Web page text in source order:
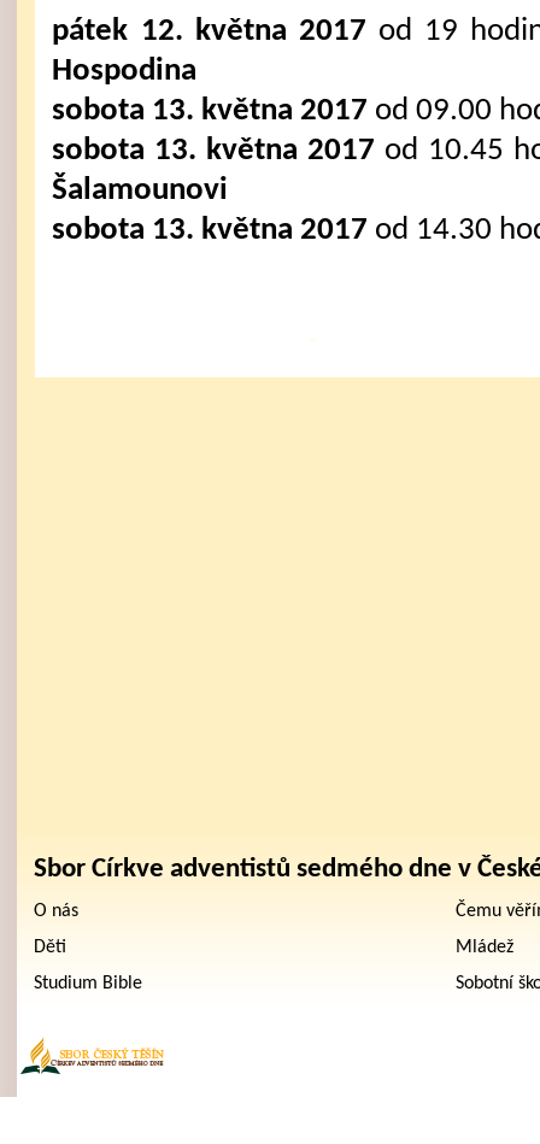
pátek 12. května 2017 od 19
Hospodina
sobota 13. května 2017 od 09.00
sobota 13. května 2017 od 10.45
Šalamounovi
sobota 13. května 2017 od 14.30
Sbor Církve adventistů sedmého dne v
O nás
Čemu
Děti
Mládež
Studium Bible
Sobotní